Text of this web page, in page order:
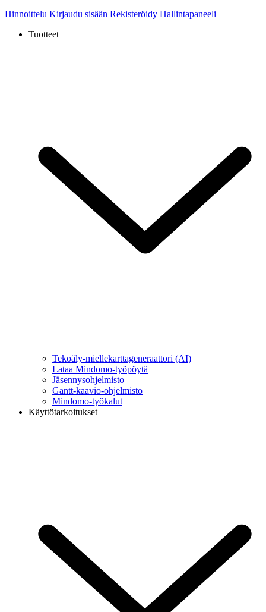
Hinnoittelu Kirjaudu sisään Rekisteröidy Hallintapaneeli
Tuotteet
Tekoäly-miellekarttageneraattori (AI)
Lataa Mindomo-työpöytä
Jäsennysohjelmisto
Gantt-kaavio-ohjelmisto
Mindomo-työkalut
Käyttötarkoitukset